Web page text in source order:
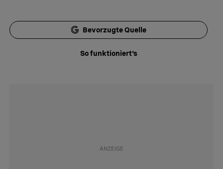
Bevorzugte Quelle
So funktioniert's